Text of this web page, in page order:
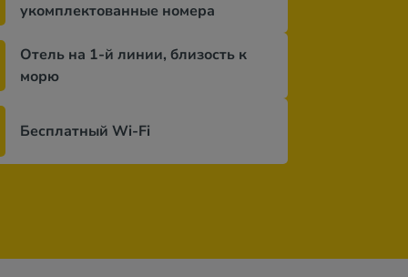
укомплектованные номера
Отель на 1-й линии, близость к
морю
Бесплатный Wi-Fi